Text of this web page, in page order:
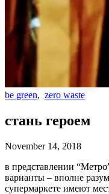
be green, zero waste
стань героем
November 14, 2018
в представлении
варианты – вполне
супермаркете имеют